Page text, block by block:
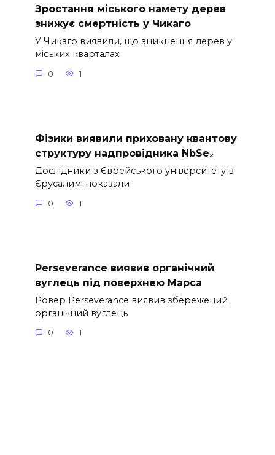
Зростання міського намету дерев
знижує смертність у Чикаго
У Чикаго виявили, що зникнення дерев у
міських кварталах
0 1
Фізики виявили приховану квантову
структуру надпровідника NbSe₂
Дослідники з Єврейського університету в
Єрусалимі показали
0 1
Perseverance виявив органічний
вуглець під поверхнею Марса
Ровер Perseverance виявив збережений
органічний вуглець
0 1